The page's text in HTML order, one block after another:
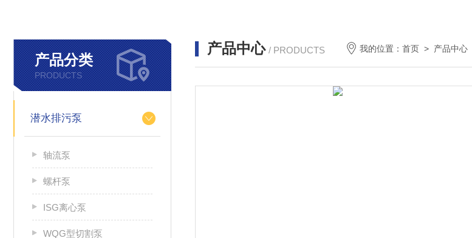
产品分类
PRODUCTS
潜水排污泵
轴流泵
螺杆泵
ISG离心泵
WQG型切割泵
产品中心 / PRODUCTS 我的位置：首页 > 产品中心